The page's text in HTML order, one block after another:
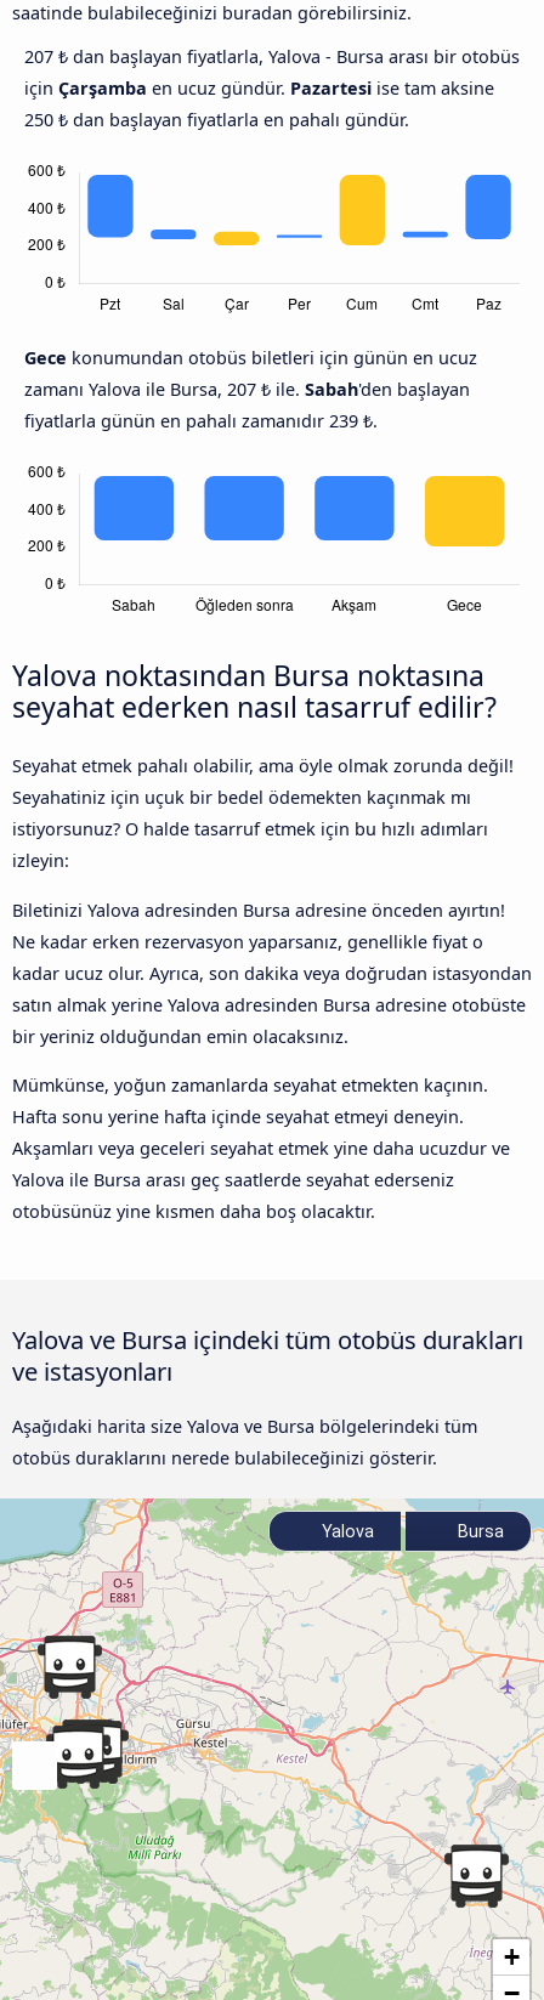
saatinde bulabileceğinizi buradan görebilirsiniz.
207 ₺ dan başlayan fiyatlarla, Yalova - Bursa arası bir otobüs
için Çarşamba en ucuz gündür. Pazartesi ise tam aksine
250 ₺ dan başlayan fiyatlarla en pahalı gündür.
Gece konumundan otobüs biletleri için günün en ucuz
zamanı Yalova ile Bursa, 207 ₺ ile. Sabah'den başlayan
fiyatlarla günün en pahalı zamanıdır 239 ₺.
Yalova noktasından Bursa noktasına
seyahat ederken nasıl tasarruf edilir?
Seyahat etmek pahalı olabilir, ama öyle olmak zorunda değil!
Seyahatiniz için uçuk bir bedel ödemekten kaçınmak mı
istiyorsunuz? O halde tasarruf etmek için bu hızlı adımları
izleyin:
Biletinizi Yalova adresinden Bursa adresine önceden ayırtın!
Ne kadar erken rezervasyon yaparsanız, genellikle fiyat o
kadar ucuz olur. Ayrıca, son dakika veya doğrudan istasyondan
satın almak yerine Yalova adresinden Bursa adresine otobüste
bir yeriniz olduğundan emin olacaksınız.
Mümkünse, yoğun zamanlarda seyahat etmekten kaçının.
Hafta sonu yerine hafta içinde seyahat etmeyi deneyin.
Akşamları veya geceleri seyahat etmek yine daha ucuzdur ve
Yalova ile Bursa arası geç saatlerde seyahat ederseniz
otobüsünüz yine kısmen daha boş olacaktır.
Yalova ve Bursa içindeki tüm otobüs durakları
ve istasyonları
Aşağıdaki harita size Yalova ve Bursa bölgelerindeki tüm
otobüs duraklarını nerede bulabileceğinizi gösterir.
+
−
Yalova Bursa